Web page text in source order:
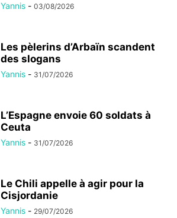
Yannis - 03/08/2026
Les pèlerins d’Arbaïn scandent
des slogans
Yannis - 31/07/2026
L’Espagne envoie 60 soldats à
Ceuta
Yannis - 31/07/2026
Le Chili appelle à agir pour la
Cisjordanie
Yannis - 29/07/2026